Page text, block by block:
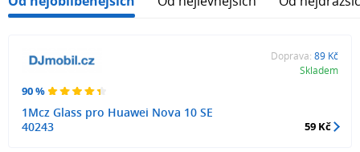
90 %
1Mcz Glass pro Huawei Nova 10 SE
40243
Doprava: 89 Kč
Skladem
59 Kč